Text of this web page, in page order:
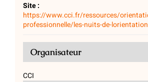
Site :
https://www.cci.fr/ressources/
professionnelle/les-nuits-de-lorientation
Organisateur
CCI